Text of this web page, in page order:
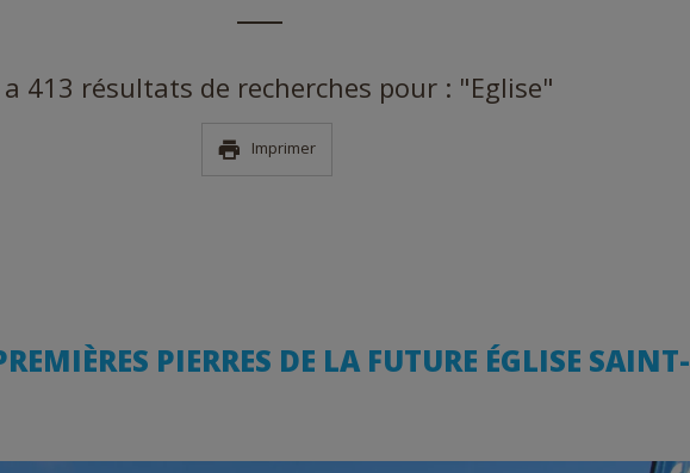
a 413 résultats de recherches pour : "Eglise"
Imprimer
PIERRES DE LA FUTURE ÉGLISE SAINT-